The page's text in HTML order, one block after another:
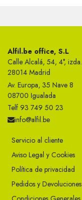
Alfil.be office, S.L
Calle Alcalá, 54, 4°, izda.
28014 Madrid
Av. Europa, 35 Nave 8
08700 Igualada
Telf 93 749 50 23
info@alfil.be
Servicio al cliente
Aviso Legal y Cookies
Política de privacidad
Pedidos y Devoluciones